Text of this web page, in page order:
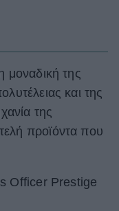
μοναδική της
και της
της
προϊόντα που
Officer Prestige